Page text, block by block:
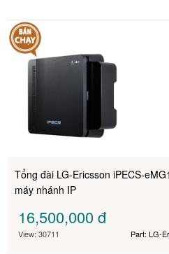
Tổng đài LG-Ericsson iPECS-
máy nhánh IP
16,500,000đ
View: 30711 Part: LG-